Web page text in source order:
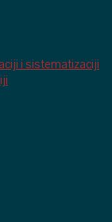
i sistematizaciji